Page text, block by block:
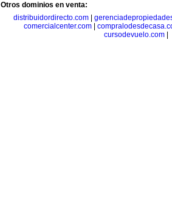
Otros dominios en venta:
distribuidordirecto.com|
comercialcenter.com
cursodevuelo.com